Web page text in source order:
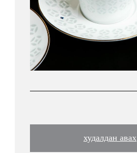
худалдан авах